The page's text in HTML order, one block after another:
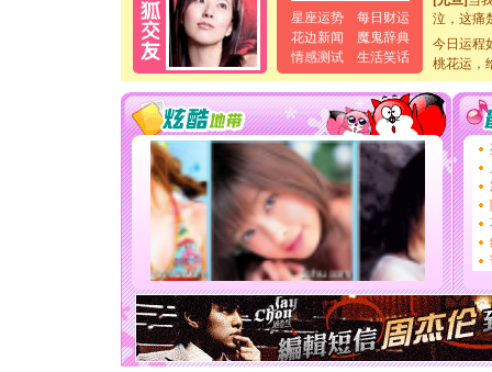
星座运势
每日财运
花边新闻
魔鬼辞典
情感测试
生活笑话
泣，这痛
卖了。水
[春节]风
颜！冬去
道一声平
[春节]传
片叶子
送你一棵
[圣诞节]
你太多
要平安
[圣诞节]
能正大
天都要快
[圣诞节]
如意,快
[元旦]看
断电。爱
你是我专
[元旦]如
今日运程
桃花运，